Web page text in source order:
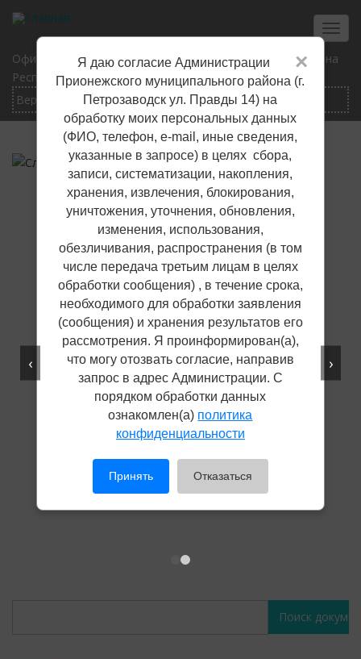
Перейти
основному
содержанию
×
Я даю согласие Администрации
Прионежского муниципального района (г.
Петрозаводск ул. Правды 14) на
обработку моих персональных данных
(ФИО, телефон, е-mail, иные сведения,
указанные в запросе) в целях сбора,
записи, систематизации, накопления,
хранения, извлечения, блокирования,
уничтожения, уточнения, обновления,
изменения, использования,
обезличивания, распространения (в том
числе передача третьим лицам в целях
обработки сообщения) , в течение срока,
необходимого для обработки заявления
(сообщения) и хранения результатов его
рассмотрения. Я проинформирован(а),
что могу отозвать согласие, направив
запрос в адрес Администрации. С
порядком обработки данных
ознакомлен(а) политика
конфиденциальности
Принять Отказаться
Официальный сайт Прионежского муниципального района
Республики Карелия
‹ ›